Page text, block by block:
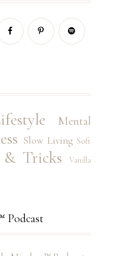
Mental
Slow Living Soft
Tricks
Vanilla
Podcast